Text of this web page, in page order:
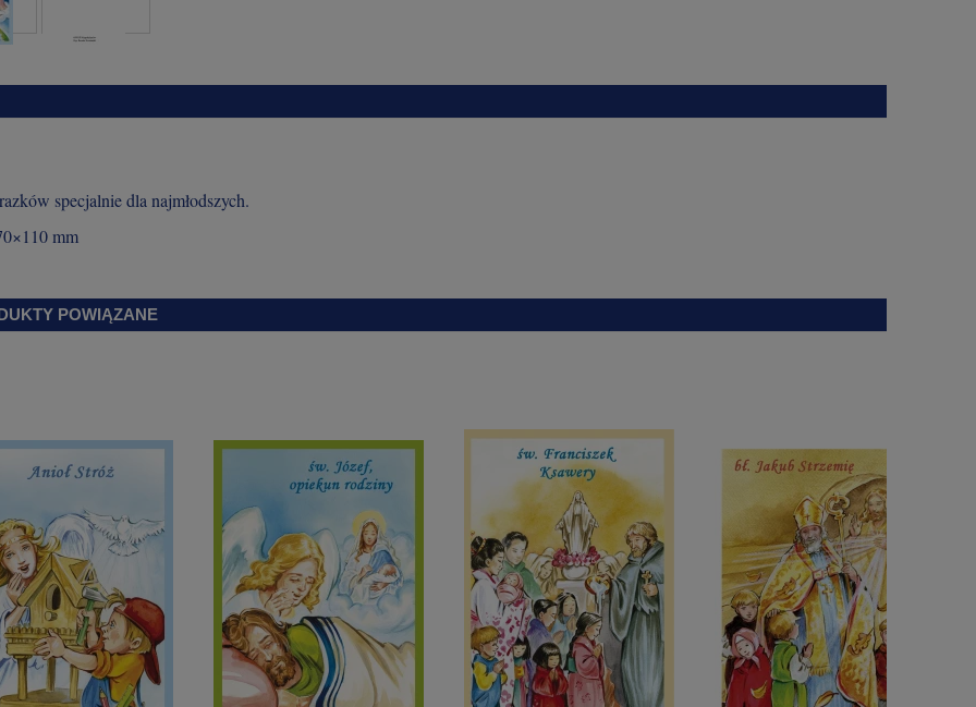
specjalnie dla najmłodszych.
mm
POWIĄZANE